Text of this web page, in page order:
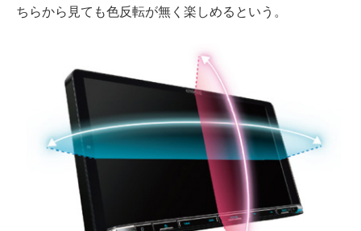
ちらから見ても色反転が無く楽しめるという。